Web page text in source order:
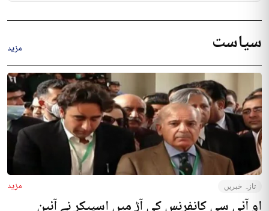
سیاست مزید
تازہ خبریں مزید